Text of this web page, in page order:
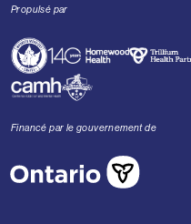
Propulsé par
Financé par le gouvernement de